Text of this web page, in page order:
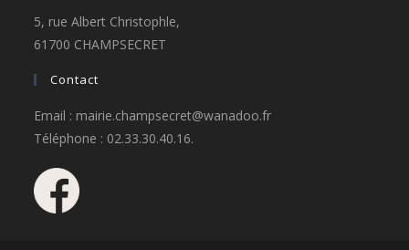
5, rue Albert Christophle,
61700 CHAMPSECRET
Contact
Email : mairie.champsecret@wanadoo.fr
Téléphone : 02.33.30.40.16.